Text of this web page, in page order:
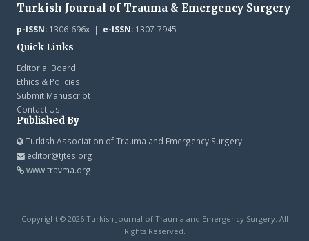
Turkish Journal of Trauma & Emergency Surgery
p-ISSN:1306-696x | e-ISSN:1307-7945
Quick Links
Editorial Board
Ethics & Policies
Submit Manuscript
Contact Us
Published By
Turkish Association of Trauma and Emergency Surgery
editor@tjtes.org
www.travma.org
Copyright © 2026 Turkish Journal of Trauma and Emergency Surgery. All
Rights Reserved.